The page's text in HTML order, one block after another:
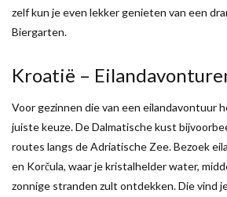
zelf kun je even lekker genieten van een
Biergarten.
Kroatië –
Voor gezinnen die van een eilandavontuur
juiste keuze. De Dalmatische kust
routes langs de Adriatische Zee. Bezoek
en Korčula, waar je kristalhelder water,
zonnige stranden zult ontdekken. Die vind